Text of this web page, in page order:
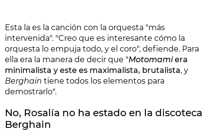
Esta la es la canción con la orquesta "más
intervenida". "Creo que es interesante cómo la
orquesta lo empuja todo, y el coro", defiende. Para
ella era la manera de decir que "Motomamiera
minimalista y este es maximalista, brutalista, y
Berghain tiene todos los elementos para
demostrarlo".
No, Rosalía no ha estado en la discoteca
Berghain